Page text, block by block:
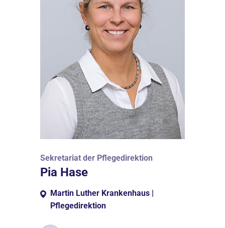
Sekretariat der Pflegedirektion
Pia Hase
Martin Luther Krankenhaus |
Pflegedirektion